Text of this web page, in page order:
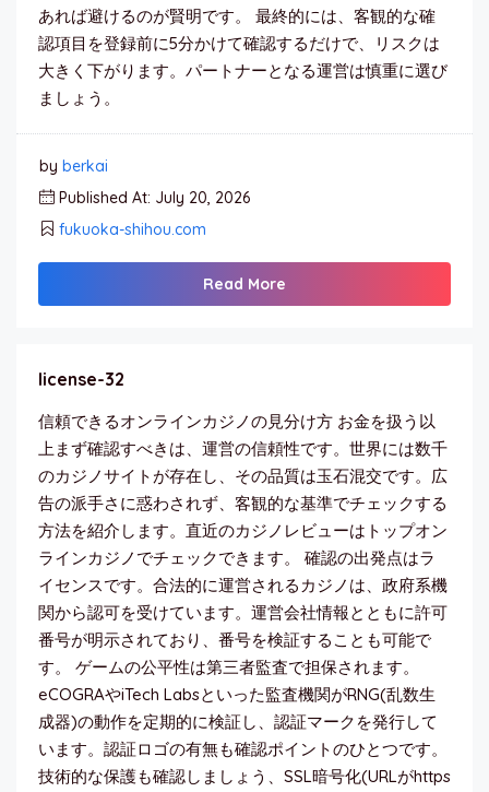
あれば避けるのが賢明です。 最終的には、客観的な確
認項目を登録前に5分かけて確認するだけで、リスクは
大きく下がります。パートナーとなる運営は慎重に選び
ましょう。
by berkai
Published At: July 20, 2026
fukuoka-shihou.com
Read More
license-32
信頼できるオンラインカジノの見分け方 お金を扱う以
上まず確認すべきは、運営の信頼性です。世界には数千
のカジノサイトが存在し、その品質は玉石混交です。広
告の派手さに惑わされず、客観的な基準でチェックする
方法を紹介します。直近のカジノレビューはトップオン
ラインカジノでチェックできます。 確認の出発点はラ
イセンスです。合法的に運営されるカジノは、政府系機
関から認可を受けています。運営会社情報とともに許可
番号が明示されており、番号を検証することも可能で
す。 ゲームの公平性は第三者監査で担保されます。
eCOGRAやiTech Labsといった監査機関がRNG(乱数生
成器)の動作を定期的に検証し、認証マークを発行して
います。認証ロゴの有無も確認ポイントのひとつです。
技術的な保護も確認しましょう、SSL暗号化(URLがhttps